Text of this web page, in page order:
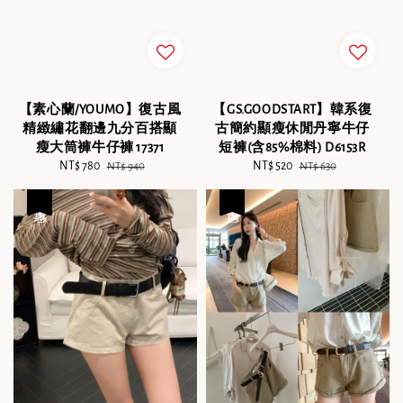
【素心蘭/YOUMO】復古風
精緻繡花翻邊九分百搭顯
瘦大筒褲牛仔褲 17371
Sale
NT$ 780 Regular
NT$ 940
【GS.GOODSTART】韓系復
古簡約顯瘦休閒丹寧牛仔
短褲(含85%棉料) D6153R
Sale
NT$ 520 Regular
NT$ 630